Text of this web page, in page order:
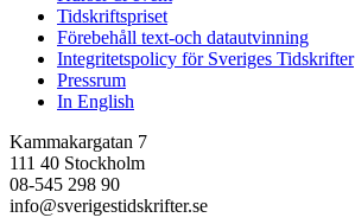
Tidskriftspriset
Förebehåll text-och datautvinning
Integritetspolicy för Sveriges Tidskrifter
Pressrum
In English
Kammakargatan 7
111 40 Stockholm
08-545 298 90
info@sverigestidskrifter.se